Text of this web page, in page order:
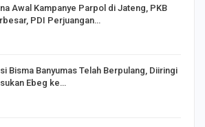
Awal Kampanye Parpol di Jateng, PKB
PDI Perjuangan…
Bisma Banyumas Telah Berpulang, Diiringi
Ebeg ke…